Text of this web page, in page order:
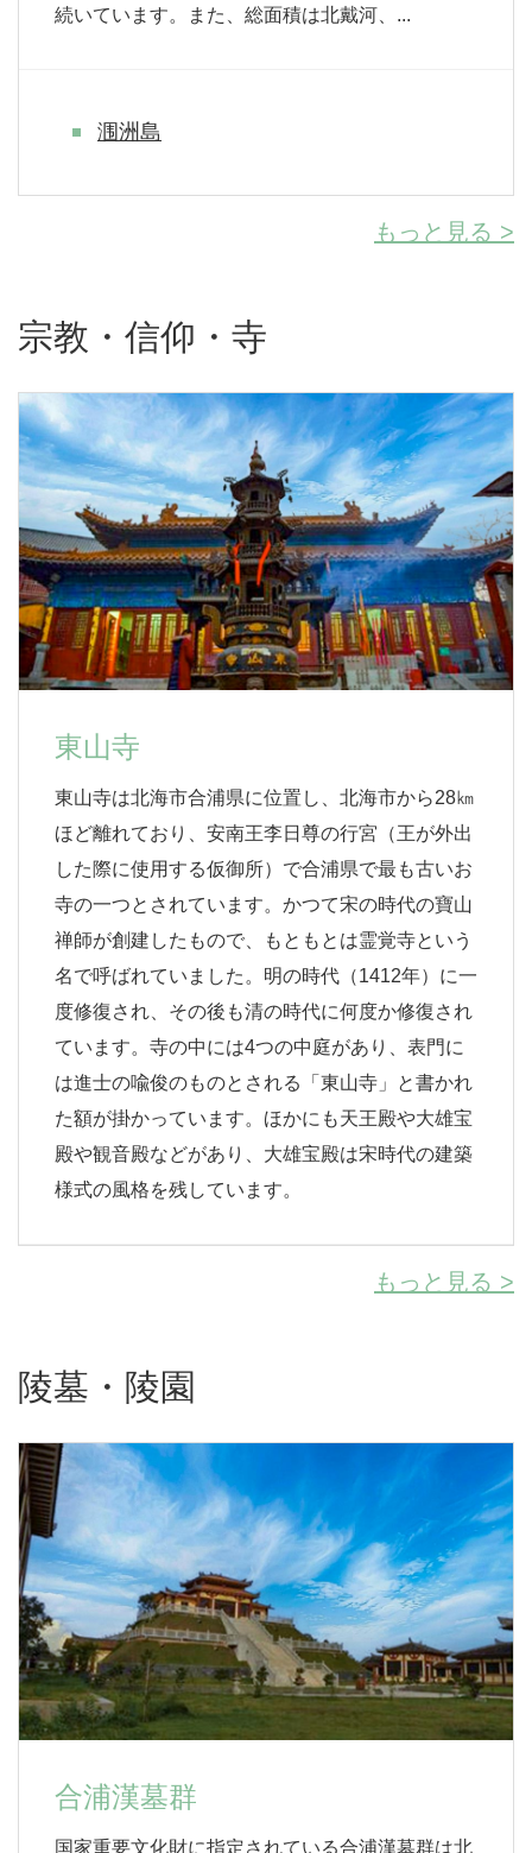
続いています。また、総面積は北戴河、...
涠洲島
もっと見る >
宗教・信仰・寺
東山寺
東山寺は北海市合浦県に位置し、北海市から28㎞
ほど離れており、安南王李日尊の行宮（王が外出
した際に使用する仮御所）で合浦県で最も古いお
寺の一つとされています。かつて宋の時代の寶山
禅師が創建したもので、もともとは霊覚寺という
名で呼ばれていました。明の時代（1412年）に一
度修復され、その後も清の時代に何度か修復され
ています。寺の中には4つの中庭があり、表門に
は進士の喩俊のものとされる「東山寺」と書かれ
た額が掛かっています。ほかにも天王殿や大雄宝
殿や観音殿などがあり、大雄宝殿は宋時代の建築
様式の風格を残しています。
もっと見る >
陵墓・陵園
合浦漢墓群
国家重要文化財に指定されている合浦漢墓群は北